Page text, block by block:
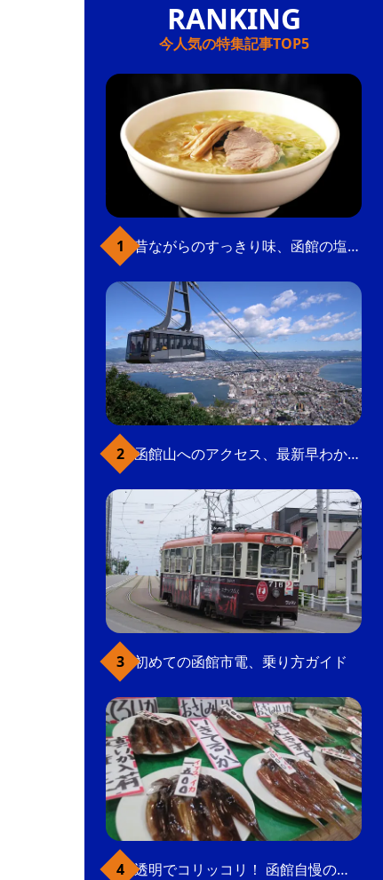
今人気の特集記事TOP5
昔ながらのすっきり味、函館の塩ラーメン
函館山へのアクセス、最新早わかりガイド
初めての函館市電、乗り方ガイド
透明でコリッコリ！ 函館自慢のいかをどうぞ